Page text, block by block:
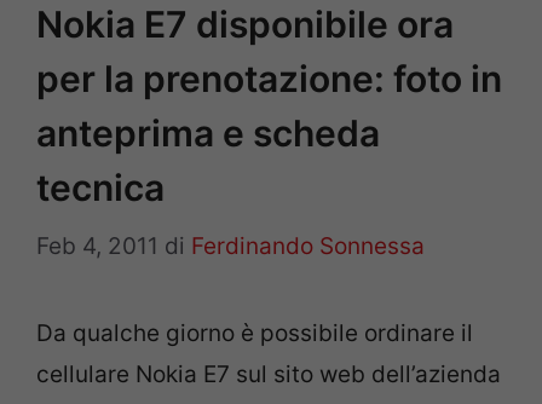
Nokia E7 disponibile ora
per la prenotazione: foto in
anteprima e scheda
tecnica
Feb 4, 2011 di Ferdinando Sonnessa
Da qualche giorno è possibile ordinare il
cellulare Nokia E7 sul sito web dell’azienda